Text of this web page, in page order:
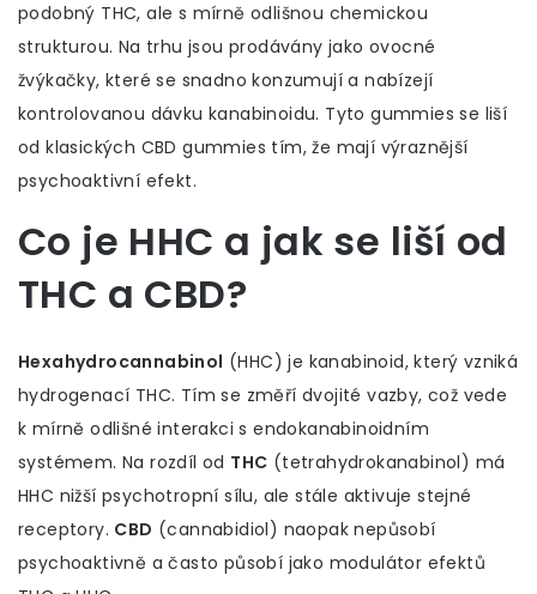
podobný THC, ale s mírně odlišnou chemickou
strukturou. Na trhu jsou prodávány jako ovocné
žvýkačky, které se snadno konzumují a nabízejí
kontrolovanou dávku kanabinoidu. Tyto gummies se liší
od klasických CBD gummies tím, že mají výraznější
psychoaktivní efekt.
Co je HHC a jak se liší od
THC a CBD?
Hexahydrocannabinol (HHC) je kanabinoid, který vzniká
hydrogenací THC. Tím se změří dvojité vazby, což vede
k mírně odlišné interakci s endokanabinoidním
systémem. Na rozdíl od THC (tetrahydrokanabinol) má
HHC nižší psychotropní sílu, ale stále aktivuje stejné
receptory. CBD (cannabidiol) naopak nepůsobí
psychoaktivně a často působí jako modulátor efektů